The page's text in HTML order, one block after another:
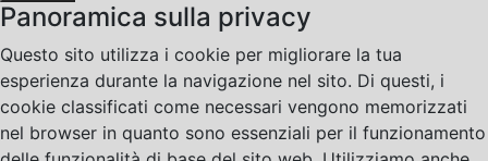
Panoramica sulla privacy
Questo sito utilizza i cookie per migliorare la tua
esperienza durante la navigazione nel sito. Di questi, i
cookie classificati come necessari vengono memorizzati
nel browser in quanto sono essenziali per il funzionamento